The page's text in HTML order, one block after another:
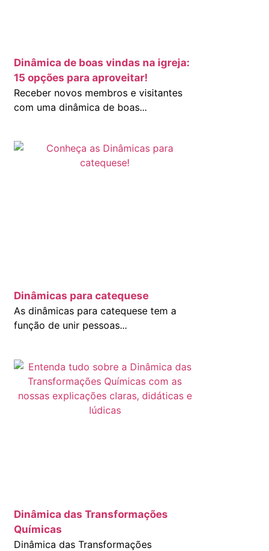
Dinâmica de boas vindas na igreja:
15 opções para aproveitar!
Receber novos membros e visitantes
com uma dinâmica de boas...
Dinâmicas para catequese
As dinâmicas para catequese tem a
função de unir pessoas...
Dinâmica das Transformações
Químicas
Dinâmica das Transformações